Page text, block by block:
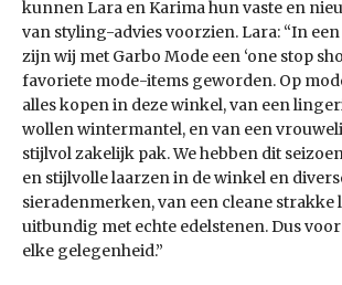
kunnen Lara en Karima hun vaste en
van styling-advies voorzien. Lara: “In
zijn wij met Garbo Mode een ‘one stop
favoriete mode-items geworden. Op
alles kopen in deze winkel, van een
wollen wintermantel, en van een
stijlvol zakelijk pak. We hebben dit
en stijlvolle laarzen in de winkel en
sieradenmerken, van een cleane strakke
uitbundig met echte edelstenen. Dus
elke gelegenheid.”